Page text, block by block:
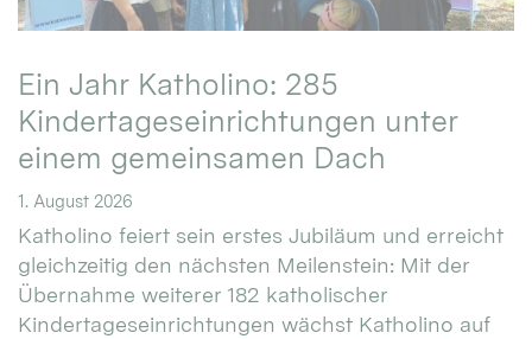
Ein Jahr Katholino: 285
Kindertageseinrichtungen unter
einem gemeinsamen Dach
1. August 2026
Katholino feiert sein erstes Jubiläum und erreicht
gleichzeitig den nächsten Meilenstein: Mit der
Übernahme weiterer 182 katholischer
Kindertageseinrichtungen wächst Katholino auf